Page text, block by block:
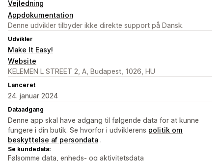
Vejledning
Appdokumentation
Denne udvikler tilbyder ikke direkte support på Dansk.
Udvikler
Make It Easy!
Website
KELEMEN L STREET 2, A, Budapest, 1026, HU
Lanceret
24. januar 2024
Dataadgang
Denne app skal have adgang til følgende data for at kunne
fungere i din butik. Se hvorfor i udviklerens politik om
beskyttelse af persondata .
Se kundedata:
Følsomme data, enheds- og aktivitetsdata